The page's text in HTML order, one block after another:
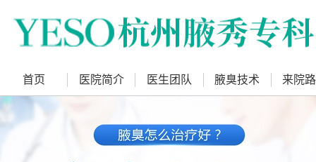
首页 医院简介 医生团队 腋臭技术 来院